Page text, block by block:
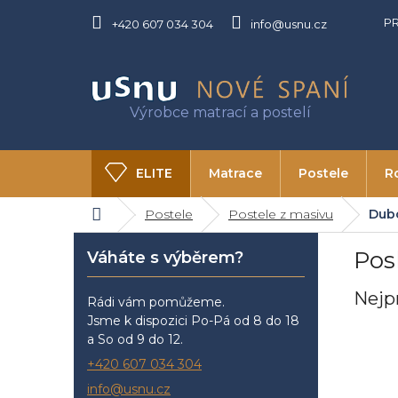
+420 607 034 304 info@usnu.cz
ELITE Matrace Postele
O USNU Kontakty
DomůPostele Postele z masivu
Váháte s výběrem?
Rádi vám pomůžeme.
Jsme k dispozici Po-Pá od 8 do 18
a So od 9 do 12.
+420 607 034 304
info@usnu.cz